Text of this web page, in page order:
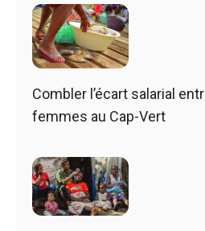
Combler l’écart salarial
femmes au Cap-Vert